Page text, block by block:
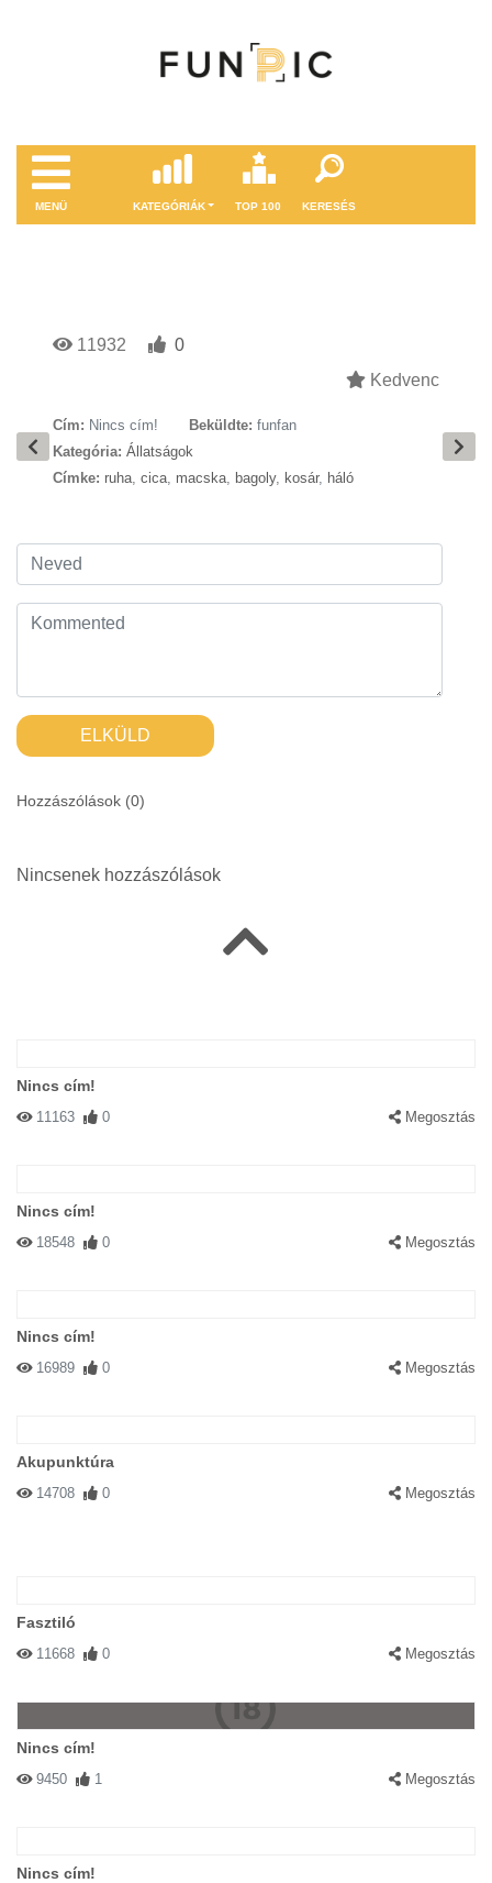
MENÜ KATEGÓRIÁK TOP 100 KERESÉS
11932
0
Kedvenc
Cím: Nincs cím! Beküldte: funfan
Kategória: Állatságok
Címke: ruha, cica, macska, bagoly, kosár, háló
ELKÜLD
Hozzászólások (0)
Nincsenek hozzászólások
Nincs cím!
11163 0 Megosztás
Nincs cím!
18548 0 Megosztás
Nincs cím!
16989 0 Megosztás
Akupunktúra
14708 0 Megosztás
Fasztiló
11668 0 Megosztás
Nincs cím!
9450 1 Megosztás
Nincs cím!